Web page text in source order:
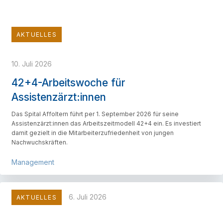
AKTUELLES
10. Juli 2026
42+4-Arbeitswoche für
Assistenzärzt:innen
Das Spital Affoltern führt per 1. September 2026 für seine
Assistenzärzt:innen das Arbeitszeitmodell 42+4 ein. Es investiert
damit gezielt in die Mitarbeiterzufriedenheit von jungen
Nachwuchskräften.
Management
AKTUELLES 6. Juli 2026